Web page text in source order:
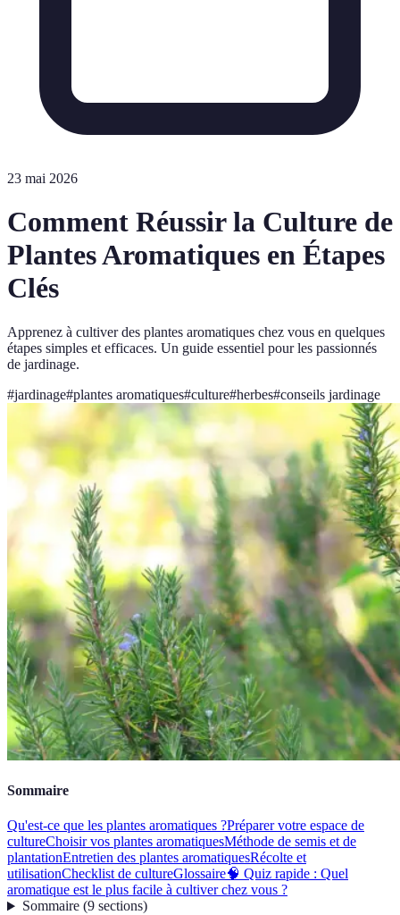
23 mai 2026
Comment Réussir la Culture de
Plantes Aromatiques en Étapes
Clés
Apprenez à cultiver des plantes aromatiques chez vous en quelques
étapes simples et efficaces. Un guide essentiel pour les passionnés
de jardinage.
#jardinage#plantes aromatiques#culture#herbes#conseils jardinage
Sommaire
Qu'est-ce que les plantes aromatiques ?Préparer votre espace de
cultureChoisir vos plantes aromatiquesMéthode de semis et de
plantationEntretien des plantes aromatiquesRécolte et
utilisationChecklist de cultureGlossaire🧠 Quiz rapide : Quel
aromatique est le plus facile à cultiver chez vous ?
Sommaire(9 sections)